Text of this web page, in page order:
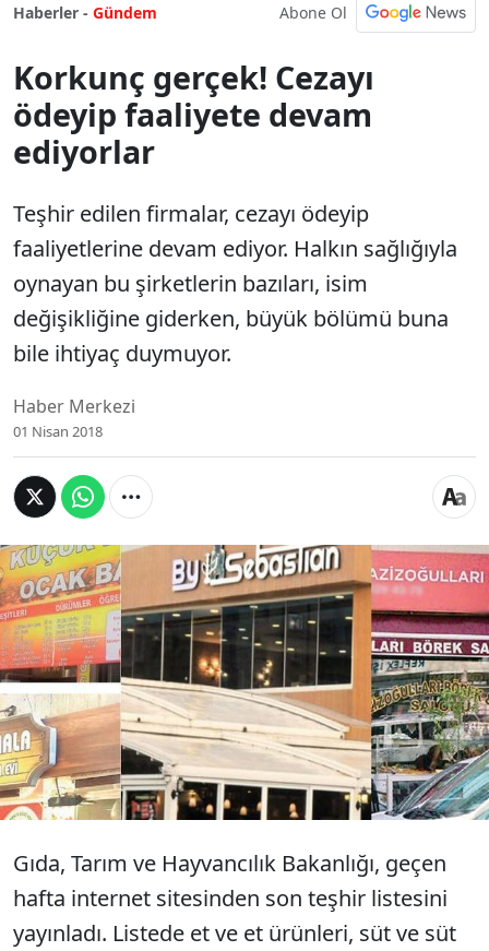
Haberler - Gündem Abone Ol
Korkunç gerçek! Cezayı
ödeyip faaliyete devam
ediyorlar
Teşhir edilen firmalar, cezayı ödeyip
faaliyetlerine devam ediyor. Halkın sağlığıyla
oynayan bu şirketlerin bazıları, isim
değişikliğine giderken, büyük bölümü buna
bile ihtiyaç duymuyor.
Haber Merkezi
01 Nisan 2018
Teşhir edilen firmalar, cezayı ödeyip
faaliyetlerine devam ediyor. Halkın sağlığıyla
oynayan bu şirketlerin bazıları, isim
değişikliğine giderken, büyük bölümü buna
bile ihtiyaç duymuyor.
Gıda, Tarım ve Hayvancılık Bakanlığı, geçen
hafta internet sitesinden son teşhir listesini
yayınladı. Listede et ve et ürünleri, süt ve süt